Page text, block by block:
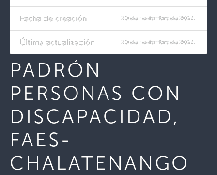
Fecha de creación 20 de noviembre de 2024
Última actualización 20 de noviembre de 2024
PADRÓN
PERSONAS CON
DISCAPACIDAD,
FAES-
CHALATENANGO